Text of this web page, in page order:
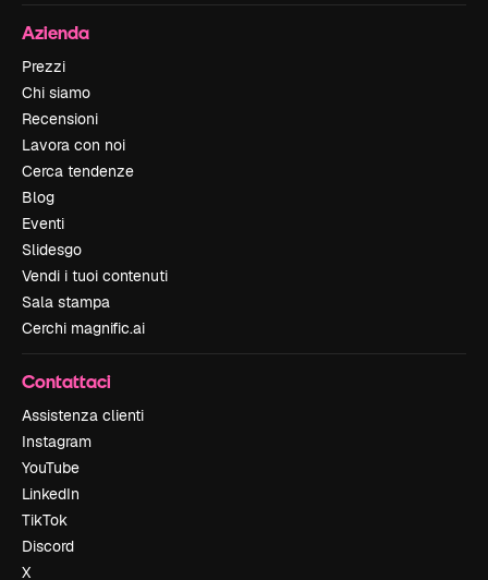
Azienda
Prezzi
Chi siamo
Recensioni
Lavora con noi
Cerca tendenze
Blog
Eventi
Slidesgo
Vendi i tuoi contenuti
Sala stampa
Cerchi magnific.ai
Contattaci
Assistenza clienti
Instagram
YouTube
LinkedIn
TikTok
Discord
X